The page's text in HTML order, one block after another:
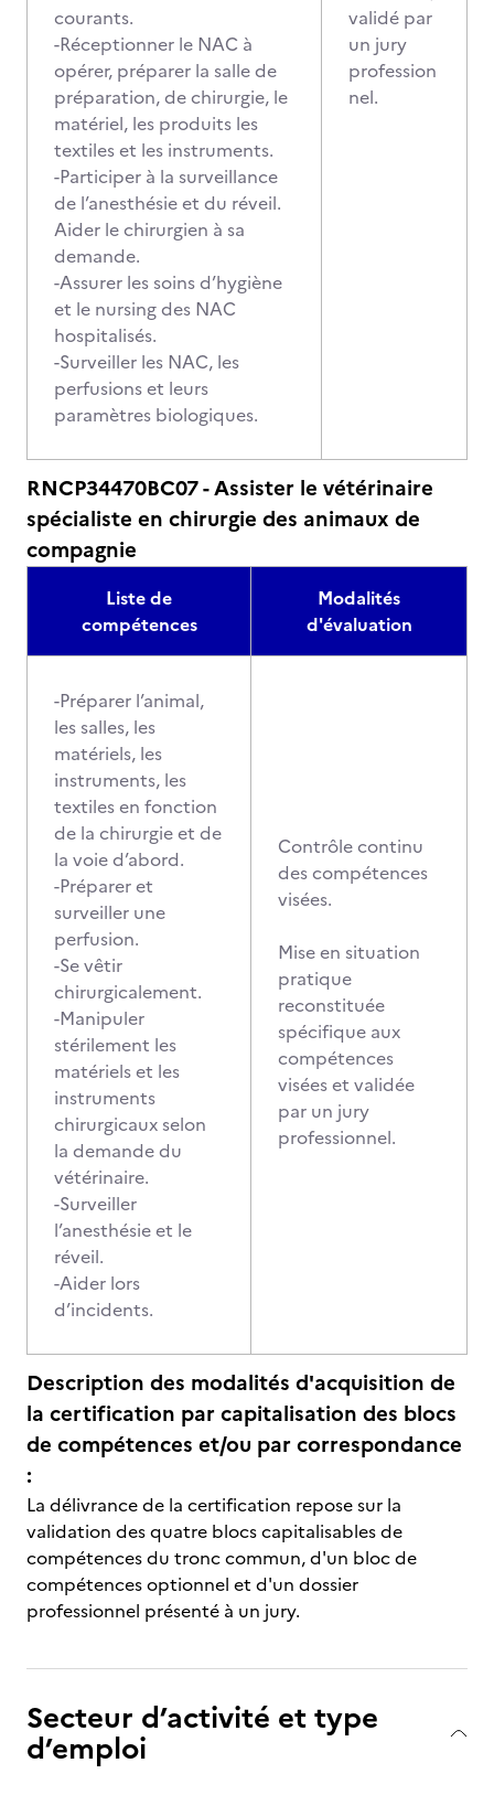
courants.
-Réceptionner le NAC à
opérer, préparer la salle de
préparation, de chirurgie, le
matériel, les produits les
textiles et les instruments.
-Participer à la surveillance
de l’anesthésie et du réveil.
Aider le chirurgien à sa
demande.
-Assurer les soins d’hygiène
et le nursing des NAC
hospitalisés.
-Surveiller les NAC, les
perfusions et leurs
paramètres biologiques.
validé par
un jury
profession
nel.
RNCP34470BC07 - Assister le vétérinaire
spécialiste en chirurgie des animaux de
compagnie
Liste de
compétences
Modalités
d'évaluation
-Préparer l’animal,
les salles, les
matériels, les
instruments, les
textiles en fonction
de la chirurgie et de
la voie d’abord.
-Préparer et
surveiller une
perfusion.
-Se vêtir
chirurgicalement.
-Manipuler
stérilement les
matériels et les
instruments
chirurgicaux selon
la demande du
vétérinaire.
-Surveiller
l’anesthésie et le
réveil.
-Aider lors
d’incidents.
Contrôle continu
des compétences
visées.
Mise en situation
pratique
reconstituée
spécifique aux
compétences
visées et validée
par un jury
professionnel.
Description des modalités d'acquisition de
la certification par capitalisation des blocs
de compétences et/ou par correspondance
:
La délivrance de la certification repose sur la
validation des quatre blocs capitalisables de
compétences du tronc commun, d'un bloc de
compétences optionnel et d'un dossier
professionnel présenté à un jury.
Secteur d’activité et type
d’emploi